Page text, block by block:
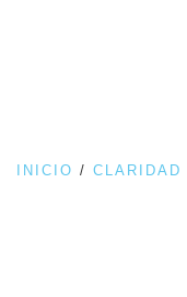
INICIO / CLARIDAD